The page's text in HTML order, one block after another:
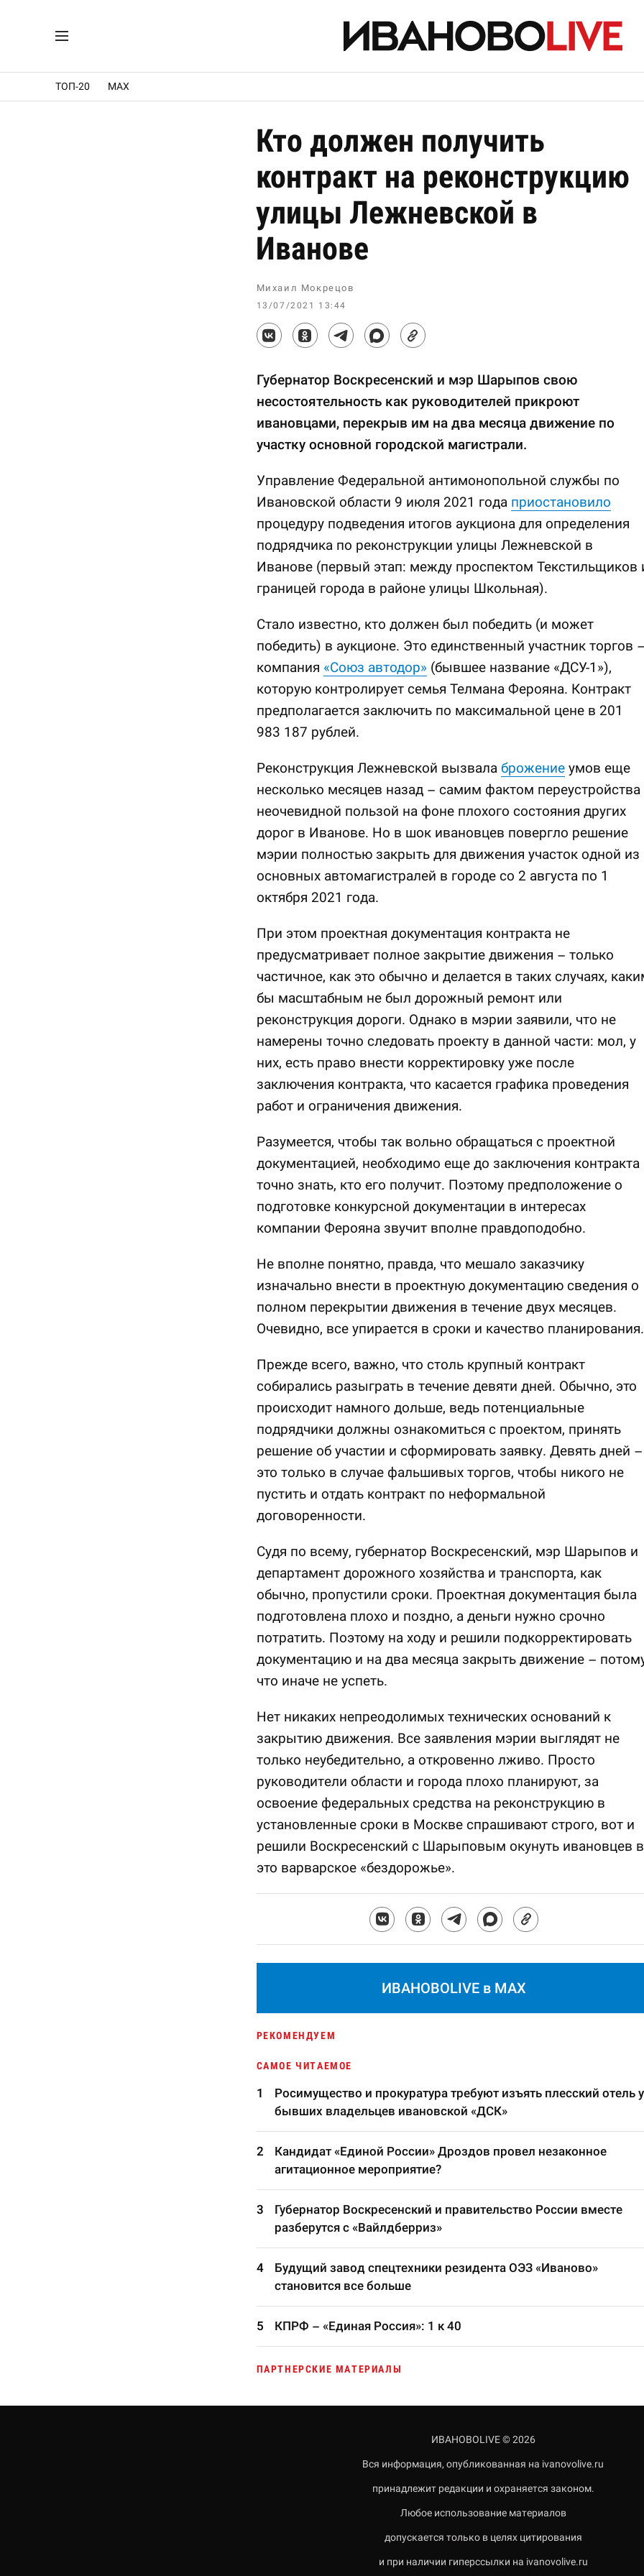
ТОП-20 MAX
Кто должен получить
контракт на реконструкцию
улицы Лежневской в
Иванове
Михаил Мокрецов
13/07/2021 13:44
Губернатор Воскресенский и мэр Шарыпов свою
несостоятельность как руководителей прикроют
ивановцами, перекрыв им на два месяца движение по
участку основной городской магистрали.
Управление Федеральной антимонопольной службы по
Ивановской области 9 июля 2021 года приостановило
процедуру подведения итогов аукциона для определения
подрядчика по реконструкции улицы Лежневской в
Иванове (первый этап: между проспектом Текстильщиков
границей города в районе улицы Школьная).
Стало известно, кто должен был победить (и может
победить) в аукционе. Это единственный участник торгов
компания «Союз автодор» (бывшее название «ДСУ-1»),
которую контролирует семья Телмана Ферояна. Контракт
предполагается заключить по максимальной цене в 201
983 187 рублей.
Реконструкция Лежневской вызвала брожениеумов еще
несколько месяцев назад – самим фактом переустройства
неочевидной пользой на фоне плохого состояния других
дорог в Иванове. Но в шок ивановцев повергло решение
мэрии полностью закрыть для движения участок одной из
основных автомагистралей в городе со 2 августа по 1
октября 2021 года.
При этом проектная документация контракта не
предусматривает полное закрытие движения – только
частичное, как это обычно и делается в таких случаях,
бы масштабным не был дорожный ремонт или
реконструкция дороги. Однако в мэрии заявили, что не
намерены точно следовать проекту в данной части: мол, у
них, есть право внести корректировку уже после
заключения контракта, что касается графика проведения
работ и ограничения движения.
Разумеется, чтобы так вольно обращаться с проектной
документацией, необходимо еще до заключения контракта
точно знать, кто его получит. Поэтому предположение о
подготовке конкурсной документации в интересах
компании Ферояна звучит вполне правдоподобно.
Не вполне понятно, правда, что мешало заказчику
изначально внести в проектную документацию сведения о
полном перекрытии движения в течение двух месяцев.
Очевидно, все упирается в сроки и качество планирования.
Прежде всего, важно, что столь крупный контракт
собирались разыграть в течение девяти дней. Обычно, это
происходит намного дольше, ведь потенциальные
подрядчики должны ознакомиться с проектом, принять
решение об участии и сформировать заявку. Девять дней –
это только в случае фальшивых торгов, чтобы никого не
пустить и отдать контракт по неформальной
договоренности.
Судя по всему, губернатор Воскресенский, мэр Шарыпов и
департамент дорожного хозяйства и транспорта, как
обычно, пропустили сроки. Проектная документация была
подготовлена плохо и поздно, а деньги нужно срочно
потратить. Поэтому на ходу и решили подкорректировать
документацию и на два месяца закрыть движение –
что иначе не успеть.
Нет никаких непреодолимых технических оснований к
закрытию движения. Все заявления мэрии выглядят не
только неубедительно, а откровенно лживо. Просто
руководители области и города плохо планируют, за
освоение федеральных средства на реконструкцию в
установленные сроки в Москве спрашивают строго, вот и
решили Воскресенский с Шарыповым окунуть ивановцев в
это варварское «бездорожье».
ИВАНОВОLIVE в MAX
РЕКОМЕНДУЕМ
САМОЕ ЧИТАЕМОЕ
Росимущество и прокуратура требуют изъять плесский отель у
бывших владельцев ивановской «ДСК»
Кандидат «Единой России» Дроздов провел незаконное
агитационное мероприятие?
Губернатор Воскресенский и правительство России вместе
разберутся с «Вайлдберриз»
Будущий завод спецтехники резидента ОЭЗ «Иваново»
становится все больше
КПРФ – «Единая Россия»: 1 к 40
ПАРТНЕРСКИЕ МАТЕРИАЛЫ
ИВАНОВОLIVE © 2026
Вся информация, опубликованная на ivanovolive.ru
принадлежит редакции и охраняется законом.
Любое использование материалов
допускается только в целях цитирования
и при наличии гиперссылки на ivanovolive.ru